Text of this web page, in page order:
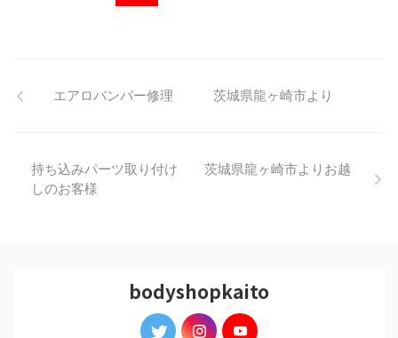
エアロバンパー修理 茨城県龍ヶ崎市より
持ち込みパーツ取り付け 茨城県龍ヶ崎市よりお越
しのお客様
bodyshopkaito